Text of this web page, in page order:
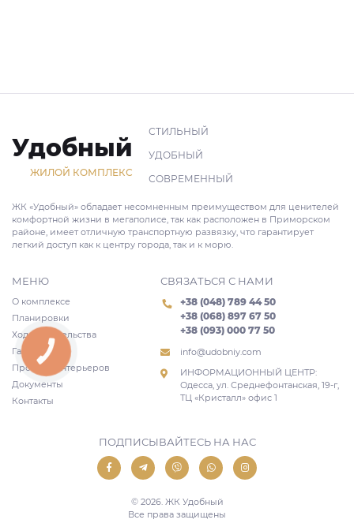
Удобный
ЖИЛОЙ КОМПЛЕКС
СТИЛЬНЫЙ
УДОБНЫЙ
СОВРЕМЕННЫЙ
ЖК «Удобный» обладает несомненным преимуществом для ценителей
комфортной жизни в мегаполисе, так как расположен в Приморском
районе, имеет отличную транспортную развязку, что гарантирует
легкий доступ как к центру города, так и к морю.
МЕНЮ
О комплексе
Планировки
Ход строительства
Галерея
Проекты интерьеров
Документы
Контакты
СВЯЗАТЬСЯ С НАМИ
+38 (048) 789 44 50
+38 (068) 897 67 50
+38 (093) 000 77 50
info@udobniy.com
ИНФОРМАЦИОННЫЙ ЦЕНТР:
Одесса, ул. Среднефонтанская, 19-г,
ТЦ «Кристалл» офис 1
ПОДПИСЫВАЙТЕСЬ НА НАС
© 2026. ЖК Удобный
Все права защищены
КНОПКА
СВЯЗИ